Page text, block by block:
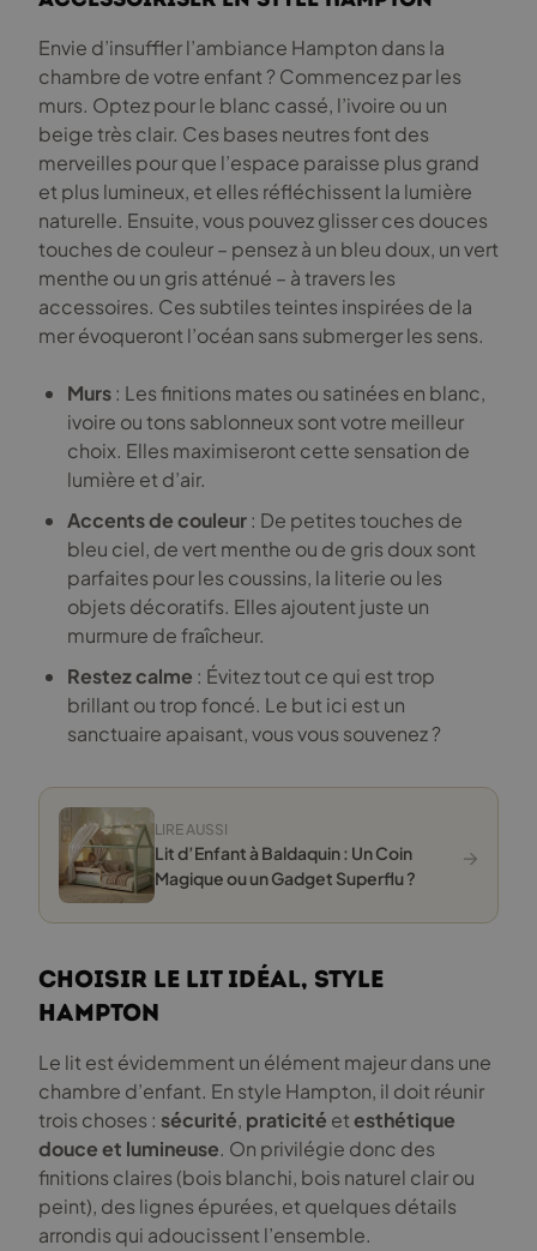
Envie d’insuffler l’ambiance Hampton dans la
chambre de votre enfant ? Commencez par les
murs. Optez pour le blanc cassé, l’ivoire ou un
beige très clair. Ces bases neutres font des
merveilles pour que l’espace paraisse plus grand
et plus lumineux, et elles réfléchissent la lumière
naturelle. Ensuite, vous pouvez glisser ces douces
touches de couleur – pensez à un bleu doux, un vert
menthe ou un gris atténué – à travers les
accessoires. Ces subtiles teintes inspirées de la
mer évoqueront l’océan sans submerger les sens.
Murs: Les finitions mates ou satinées en blanc,
ivoire ou tons sablonneux sont votre meilleur
choix. Elles maximiseront cette sensation de
lumière et d’air.
Accents de couleur: De petites touches de
bleu ciel, de vert menthe ou de gris doux sont
parfaites pour les coussins, la literie ou les
objets décoratifs. Elles ajoutent juste un
murmure de fraîcheur.
Restez calme : Évitez tout ce qui est trop
brillant ou trop foncé. Le but ici est un
sanctuaire apaisant, vous vous souvenez ?
LIRE AUSSI
Lit d’Enfant à Baldaquin : Un Coin
Magique ou un Gadget Superflu ?
→
Choisir le lit idéal, style
Hampton
Le lit est évidemment un élément majeur dans une
chambre d’enfant. En style Hampton, il doit réunir
trois choses : sécurité, praticité etesthétique
douce et lumineuse. On privilégie donc des
finitions claires (bois blanchi, bois naturel clair ou
peint), des lignes épurées, et quelques détails
arrondis qui adoucissent l’ensemble.